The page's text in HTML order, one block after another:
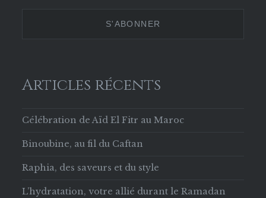
Articles récents
Célébration de Aïd El Fitr au Maroc
Binoubine, au fil du Caftan
Raphia, des saveurs et du style
L’hydratation, votre allié durant le Ramadan